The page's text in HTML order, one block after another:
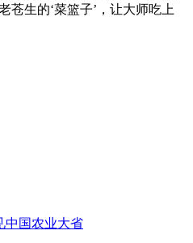
苍生的‘菜篮子’，让大师吃上
中国农业大省